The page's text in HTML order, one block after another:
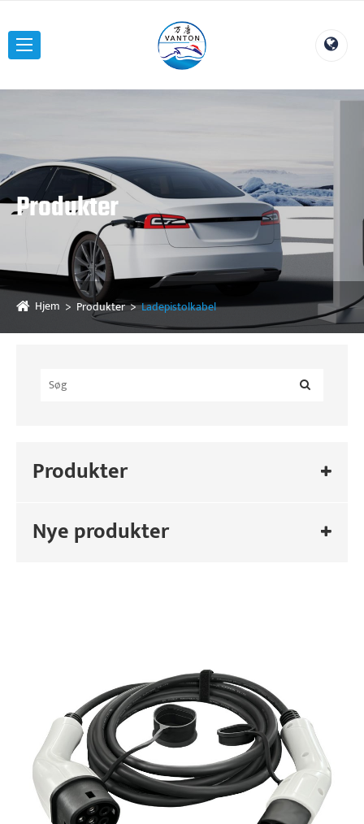
Produkter
Hjem Produkter Ladepistolkabel
Produkter
Nye produkter